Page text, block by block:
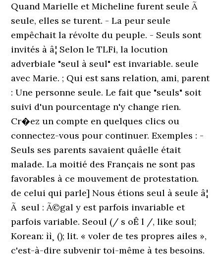
Quand Marielle et Micheline furent seule Ã
seule, elles se turent. - La peur seule
empêchait la révolte du peuple. - Seuls sont
invités à â¦ Selon le TLFi, la locution
adverbiale "seul à seul" est invariable. seule
avec Marie. ; Qui est sans relation, ami, parent
: Une personne seule. Le fait que "seuls" soit
suivi d'un pourcentage n'y change rien.
Cr�ez un compte en quelques clics ou
connectez-vous pour continuer. Exemples : -
Seuls ses parents savaient quâelle était
malade. La moitié des Français ne sont pas
favorables à ce mouvement de protestation.
de celui qui parle] Nous étions seul à seule â¦
Ã seul : Ã©gal y est parfois invariable et
parfois variable. Seoul (/ s oÊ l /, like soul;
Korean: ìì¸ (); lit. « voler de tes propres ailes »,
c'est-à-dire subvenir toi-même à tes besoins.